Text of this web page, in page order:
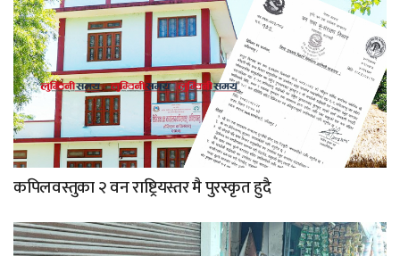
कपिलवस्तुका २ वन राष्ट्रियस्तर मै पुरस्कृत हुदै